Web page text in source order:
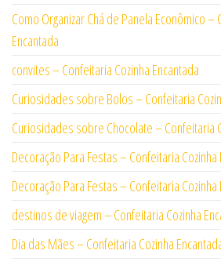
Como Organizar Chá de Panela Econômico –
Encantada
convites – Confeitaria Cozinha Encantada
Curiosidades sobre Bolos – Confeitaria
Curiosidades sobre Chocolate – Confeitaria
Decoração Para Festas – Confeitaria Cozinha
Decoração Para Festas – Confeitaria Cozinha
destinos de viagem – Confeitaria Cozinha
Dia das Mães – Confeitaria Cozinha